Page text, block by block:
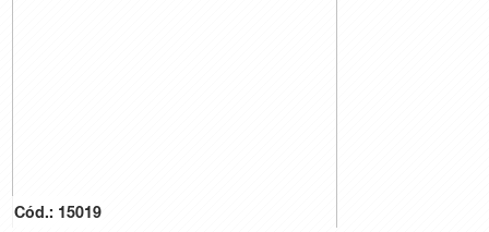
Cód.: 15019